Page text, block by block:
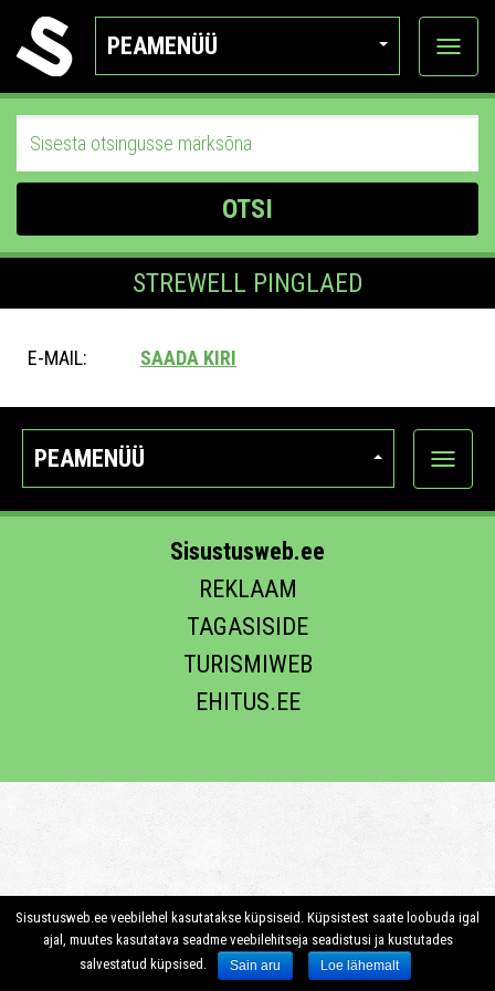
PEAMENÜÜ
Ava
OTSI
STREWELL PINGLAED
E-MAIL: SAADA KIRI
PEAMENÜÜ
Ava
Sisustusweb.ee
REKLAAM
TAGASISIDE
TURISMIWEB
EHITUS.EE
Sisustusweb.ee veebilehel kasutatakse küpsiseid. Küpsistest saate loobuda igal
ajal, muutes kasutatava seadme veebilehitseja seadistusi ja kustutades
salvestatud küpsised.
Sain aru Loe lähemalt